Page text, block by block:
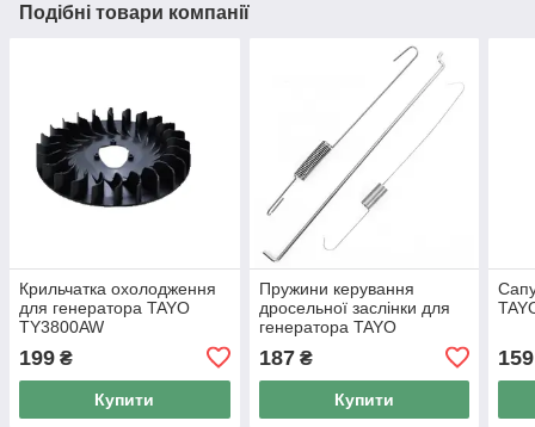
Подібні товари компанії
Крильчатка охолодження
для генератора TAYO
TY3800AW
199 ₴
Купити
Пружини керування
дросельної заслінки для
генератора TAYO
187₴
Купити
159